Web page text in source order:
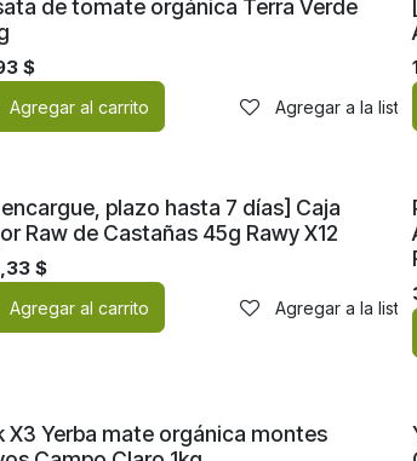
de tomate orgánica Terra Verde
$
Agregar al carrito Agregar a la
encargue, plazo hasta 7 días] Caja
Raw de Castañas 45g Rawy X12
$
Agregar al carrito Agregar a la
X3 Yerba mate orgánica montes